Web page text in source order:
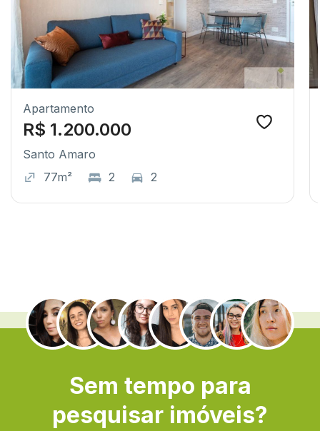
Apartamento
R$ 1.200.000
Santo Amaro
77m²
2 2
.
Sem tempo para
pesquisar imóveis?